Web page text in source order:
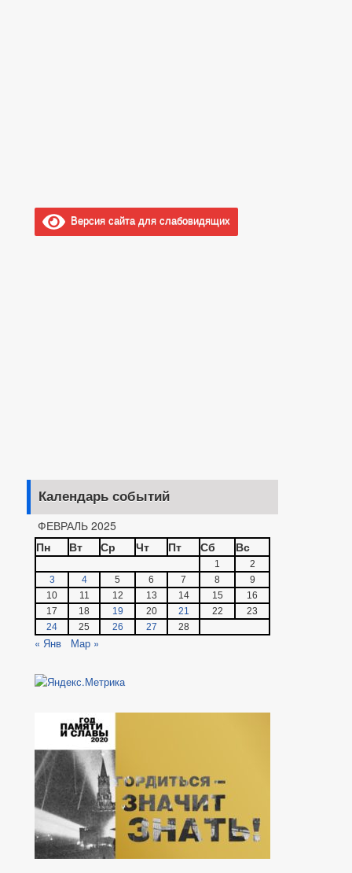
Версия сайта для слабовидящих
Календарь событий
ФЕВРАЛЬ 2025
Пн
Вт Ср Чт Пт Сб Вс
1
2
3
4 5 6 7 8
9
10
11 12 13 14 15
16
17
18 19 20 21 22
23
24
25 26 27 28
« Янв Мар »